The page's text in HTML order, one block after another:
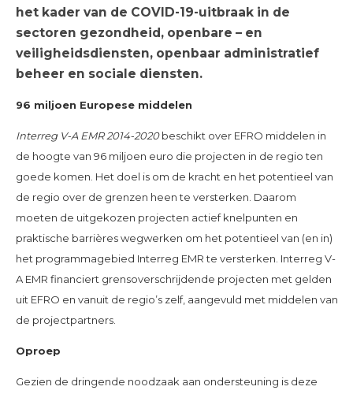
het kader van de COVID-19-uitbraak in de
sectoren gezondheid, openbare – en
veiligheidsdiensten, openbaar administratief
beheer en sociale diensten.
96 miljoen Europese middelen
Interreg V-A EMR 2014-2020beschikt over EFRO middelen in
de hoogte van 96 miljoen euro die projecten in de regio ten
goede komen. Het doel is om de kracht en het potentieel van
de regio over de grenzen heen te versterken. Daarom
moeten de uitgekozen projecten actief knelpunten en
praktische barrières wegwerken om het potentieel van (en in)
het programmagebied Interreg EMR te versterken. Interreg V-
A EMR financiert grensoverschrijdende projecten met gelden
uit EFRO en vanuit de regio’s zelf, aangevuld met middelen van
de projectpartners.
Oproep
Gezien de dringende noodzaak aan ondersteuning is deze